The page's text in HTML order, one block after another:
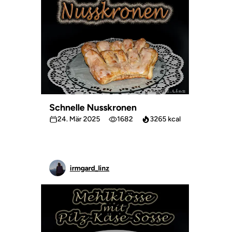
Schnelle Nusskronen
24. Mär 2025 1682 3265 kcal
irmgard_linz